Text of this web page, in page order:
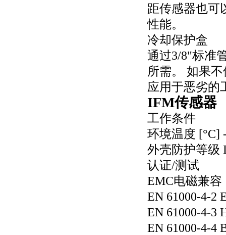
距传感器也可
性能。
冷却保护盒
通过3/8"标准
所需。 如果
应用于恶劣的
IFM传感器
工作条件
环境温度 [°C]
外壳防护等级
认证/测试
EMC电磁兼容
EN 61000-4-2
EN 61000-4-3
EN 61000-4-4